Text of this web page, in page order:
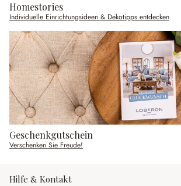
Homestories
Individuelle Einrichtungsideen & Dekotipps entdecken
Geschenkgutschein
Verschenken Sie Freude!
Hilfe & Kontakt